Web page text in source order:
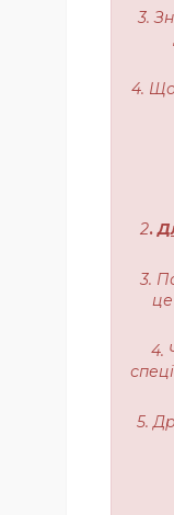
3.
4.
2.
3.
4.
5.